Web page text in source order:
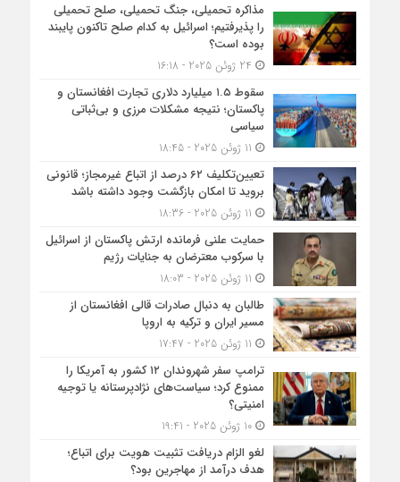
مذاکره تحمیلی، جنگ تحمیلی، صلح تحمیلی
را پذیرفتیم؛ اسرائیل به کدام صلح تاکنون پایبند
بوده است؟
سقوط ۱.۵ میلیارد دلاری تجارت افغانستان و
پاکستان؛ نتیجه مشکلات مرزی و بی‌ثباتی
سیاسی
تعیین‌تکلیف ۶۲ درصد از اتباع غیرمجاز؛ قانونی
بروید تا امکان بازگشت وجود داشته باشد
حمایت علنی فرمانده ارتش پاکستان از اسرائیل
با سرکوب معترضان به جنایات رژیم
طالبان به دنبال صادرات قالی افغانستان از
مسیر ایران و ترکیه به اروپا
ترامپ سفر شهروندان ۱۲ کشور به آمریکا را
ممنوع کرد؛ سیاست‌های نژادپرستانه یا توجیه
امنیتی؟
10 ژوئن 2025 - 19:41
لغو الزام دریافت تثبیت هویت برای اتباع؛
هدف درآمد از مهاجرین بود؟